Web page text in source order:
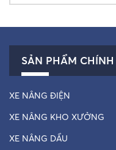
SẢN PHẨM CHÍNH
XE NÂNG ĐIỆN
XE NÂNG KHO XƯỞNG
XE NÂNG DẦU